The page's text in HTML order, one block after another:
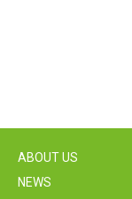
ABOUT US
NEWS